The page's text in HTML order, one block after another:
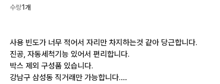
수량1개
사용 빈도가 너무 적어서 자리만 차지하는것 같아 당근합니다.
진공, 자동세척기능 있어서 편리합니다.
박스 제외 구성품 있습니다.
강남구 삼성동 직거래만 가능합니다.